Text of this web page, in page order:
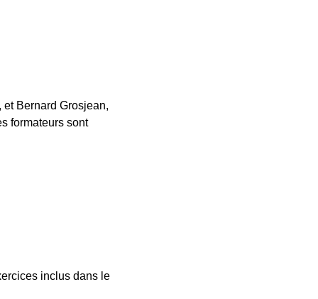
Bernard Grosjean,
formateurs sont
inclus dans le